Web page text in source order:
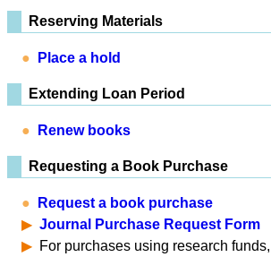
Reserving Materials
Place a hold
Extending Loan Period
Renew books
Requesting a Book Purchase
Request a book purchase
Journal Purchase Request Form
For purchases using research funds,